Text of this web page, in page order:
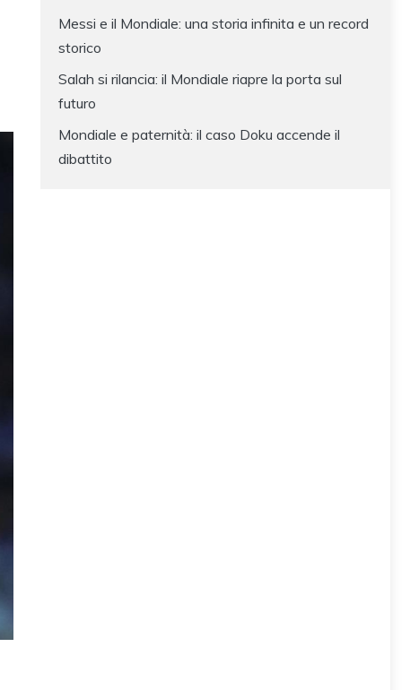
Messi e il Mondiale: una storia infinita e un record
storico
Salah si rilancia: il Mondiale riapre la porta sul
futuro
Mondiale e paternità: il caso Doku accende il
dibattito